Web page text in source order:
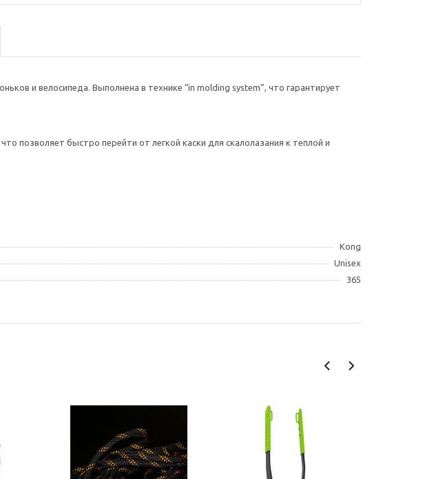
и велосипеда. Выполнена в технике “in molding system”, что гарантирует
позволяет быстро перейти от легкой каски для скалолазания к теплой и
Kong
Unisex
365